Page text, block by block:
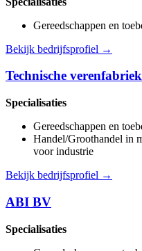
Gereedschappen en
Bekijk bedrijfsprofiel →
Technische
Specialisaties
Gereedschappen en
Handel/Groothandel in
voor industrie
Bekijk bedrijfsprofiel →
ABI BV
Specialisaties